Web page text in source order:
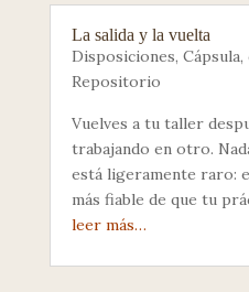
La salida y la vuelta
Disposiciones, Cápsula,
Repositorio
Vuelves a tu taller
trabajando en otro.
está ligeramente raro:
más fiable de que tu
leer más…